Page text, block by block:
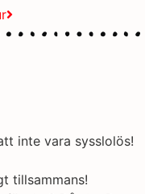
inte vara sysslolös!
tillsammans!